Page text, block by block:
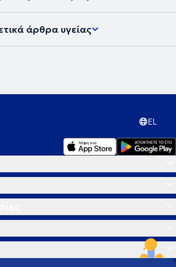
και περισσότερο η προσπάθεια για
άρθρα υγείας
EL